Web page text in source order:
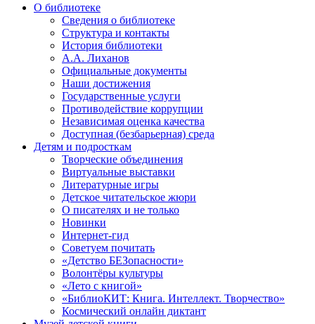
О библиотеке
Сведения о библиотеке
Структура и контакты
История библиотеки
А.А. Лиханов
Официальные документы
Наши достижения
Государственные услуги
Противодействие коррупции
Независимая оценка качества
Доступная (безбарьерная) среда
Детям и подросткам
Творческие объединения
Виртуальные выставки
Литературные игры
Детское читательское жюри
О писателях и не только
Новинки
Интернет-гид
Советуем почитать
«Детство БЕЗопасности»
Волонтёры культуры
«Лето с книгой»
«БиблиоКИТ: Книга. Интеллект. Творчество»
Космический онлайн диктант